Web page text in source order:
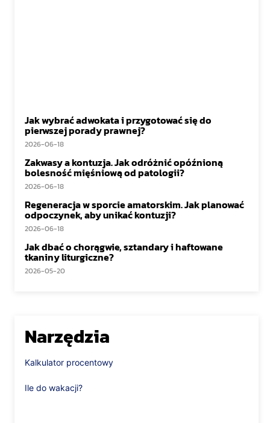
Jak wybrać adwokata i przygotować się do
pierwszej porady prawnej?
2026-06-18
Zakwasy a kontuzja. Jak odróżnić opóźnioną
bolesność mięśniową od patologii?
2026-06-18
Regeneracja w sporcie amatorskim. Jak planować
odpoczynek, aby unikać kontuzji?
2026-06-18
Jak dbać o chorągwie, sztandary i haftowane
tkaniny liturgiczne?
2026-05-20
Narzędzia
Kalkulator procentowy
Ile do wakacji?